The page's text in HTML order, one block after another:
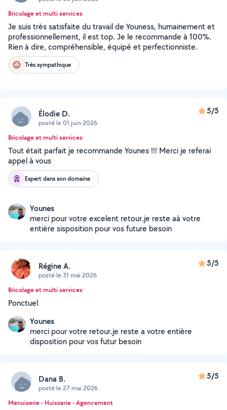
Bricolage et multi services
Je suis très satisfaite du travail de Youness, humainement et
professionnellement, il est top. Je le recommande à 100%.
Rien à dire, compréhensible, équipé et perfectionniste.
Très sympathique
Élodie D.
posté le 01 juin 2026
5/5
Bricolage et multi services
Tout était parfait je recommande Younes !!! Merci je referai
appel à vous
Expert dans son domaine
Younes
merci pour votre excelent retour.je reste aà votre
entière sisposition pour vos future besoin
Régine A.
posté le 31 mai 2026
5/5
Bricolage et multi services
Ponctuel
Younes
merci pour votre retour.je reste a votre entière
disposition pour vos futur besoin
Dana B.
posté le 27 mai 2026
5/5
Menuiserie - Huisserie - Agencement